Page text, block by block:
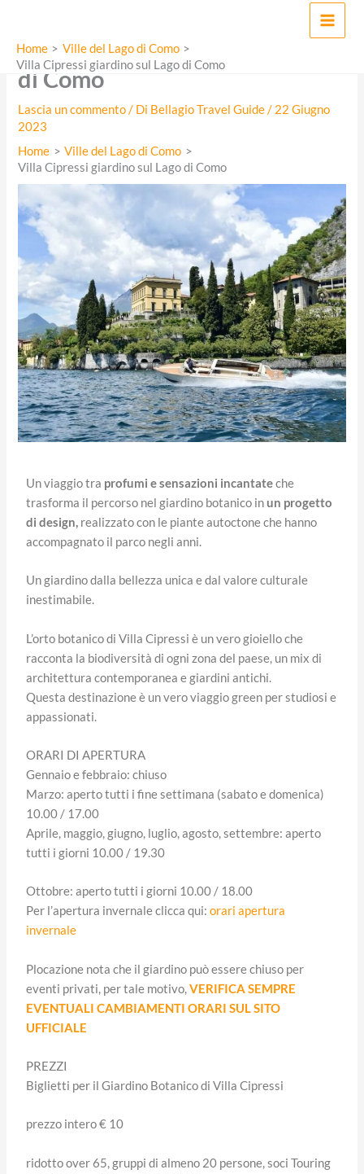
contenuto
Home
Ville del Lago di Como
Villa Cipressi giardino sul Lago di Como
Villa Cipressi giardino sul Lago
di Como
Lascia un commento / Di Bellagio Travel Guide/ 22 Giugno
2023
Home
Ville del Lago di Como
Villa Cipressi giardino sul Lago di Como
Un viaggio tra profumi e sensazioni incantateche
trasforma il percorso nel giardino botanico in un progetto
di design, realizzato con le piante autoctone che hanno
accompagnato il parco negli anni.
Un giardino dalla bellezza unica e dal valore culturale
inestimabile.
L’orto botanico di Villa Cipressi è un vero gioiello che
racconta la biodiversità di ogni zona del paese, un mix di
architettura contemporanea e giardini antichi.
Questa destinazione è un vero viaggio green per studiosi e
appassionati.
ORARI DI APERTURA
Gennaio e febbraio: chiuso
Marzo: aperto tutti i fine settimana (sabato e domenica)
10.00 / 17.00
Aprile, maggio, giugno, luglio, agosto, settembre: aperto
tutti i giorni 10.00 / 19.30
Ottobre: aperto tutti i giorni 10.00 / 18.00
Per l’apertura invernale clicca qui:orari apertura
invernale
Plocazione nota che il giardino può essere chiuso per
eventi privati, per tale motivo,VERIFICA SEMPRE
EVENTUALI CAMBIAMENTI ORARI SUL SITO
UFFICIALE
PREZZI
Biglietti per il Giardino Botanico di Villa Cipressi
prezzo intero € 10
ridotto over 65, gruppi di almeno 20 persone, soci Touring